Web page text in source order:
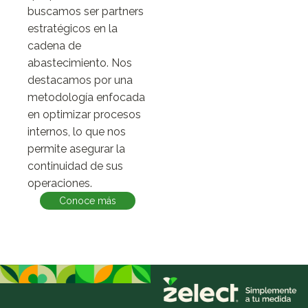
buscamos ser partners
estratégicos en la
cadena de
abastecimiento. Nos
destacamos por una
metodología enfocada
en optimizar procesos
internos, lo que nos
permite asegurar la
continuidad de sus
operaciones.
Conoce más